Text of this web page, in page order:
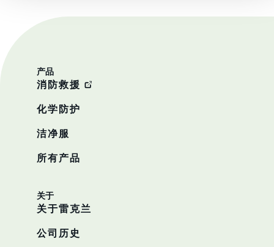
产品
消防救援
化学防护
洁净服
所有产品
关于
关于雷克兰
公司历史